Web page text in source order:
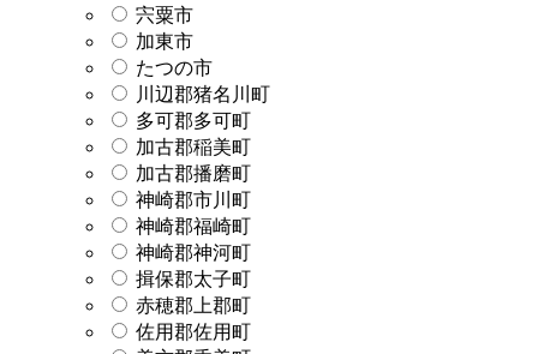
宍粟市
加東市
たつの市
川辺郡猪名川町
多可郡多可町
加古郡稲美町
加古郡播磨町
神崎郡市川町
神崎郡福崎町
神崎郡神河町
揖保郡太子町
赤穂郡上郡町
佐用郡佐用町